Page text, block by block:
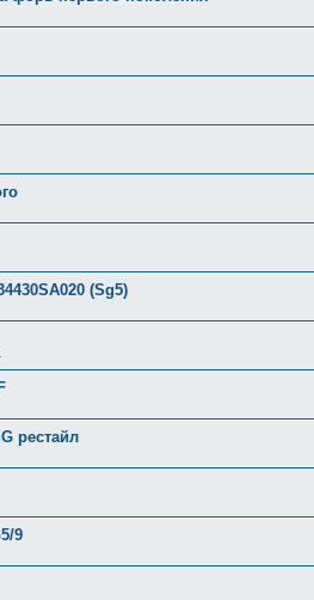
(Sg5)
рестайл
9